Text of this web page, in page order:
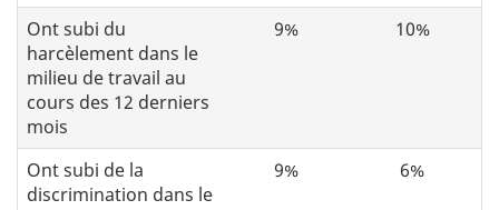
Ont subi du
harcèlement dans le
milieu de travail au
cours des 12 derniers
mois
9% 10%
Ont subi de la
discrimination dans le
9% 6%